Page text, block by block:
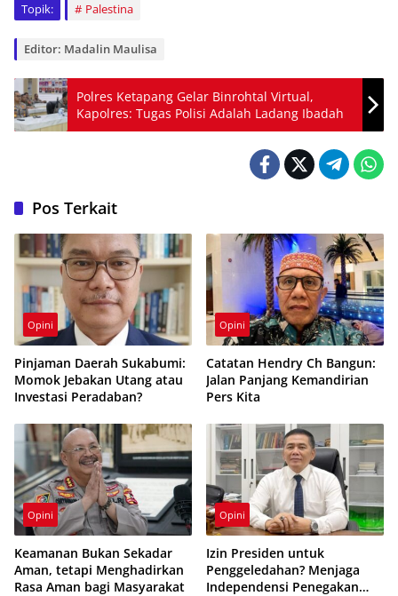
Topik:
Palestina
Editor: Madalin Maulisa
Polres Ketapang Gelar Binrohtal Virtual,
Kapolres: Tugas Polisi Adalah Ladang Ibadah
Pos Terkait
Opini
Pinjaman Daerah Sukabumi:
Momok Jebakan Utang atau
Investasi Peradaban?
Opini
Catatan Hendry Ch Bangun:
Jalan Panjang Kemandirian
Pers Kita
Opini
Keamanan Bukan Sekadar
Aman, tetapi Menghadirkan
Rasa Aman bagi Masyarakat
Opini
Izin Presiden untuk
Penggeledahan? Menjaga
Independensi Penegakan